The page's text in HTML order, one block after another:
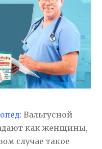
Вальгусной
как женщины,
случае такое